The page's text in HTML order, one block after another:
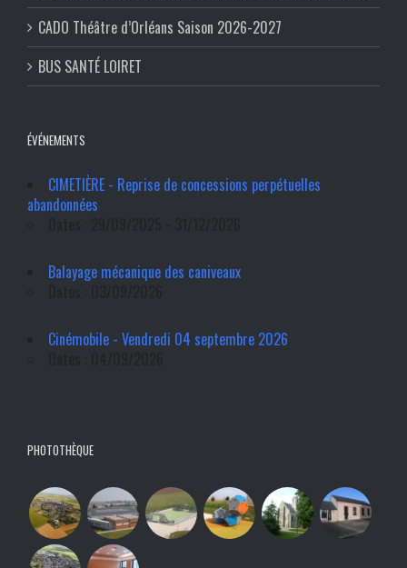
CADO Théâtre d’Orléans Saison 2026-2027
BUS SANTÉ LOIRET
ÉVÉNEMENTS
CIMETIÈRE - Reprise de concessions perpétuelles
abandonnées
Balayage mécanique des caniveaux
Cinémobile - Vendredi 04 septembre 2026
PHOTOTHÈQUE